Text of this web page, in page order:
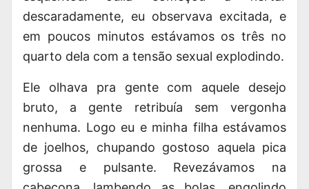
descaradamente, eu observava excitada, e
em poucos minutos estávamos os três no
quarto dela com a tensão sexual explodindo.
Ele olhava pra gente com aquele desejo
bruto, a gente retribuía sem vergonha
nenhuma. Logo eu e minha filha estávamos
de joelhos, chupando gostoso aquela pica
grossa e pulsante. Revezávamos na